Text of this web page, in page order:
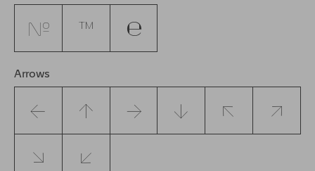
№ ™ ℮
Arrows
← ↑ → ↓ ↖
↗
↘
↙